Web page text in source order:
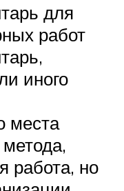
для
работ
иного
места
работа, но